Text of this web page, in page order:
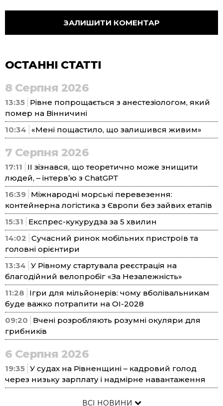
ОСТАННІ СТАТТІ
8 Серпня 2026
13:35 Рівне попрощається з анестезіологом, який
помер на Вінничині
10:34
«Мені пощастило, що залишився живим»
7 Серпня 2026
17:11
ІІ зізнався, що теоретично може знищити
людей, – інтерв’ю з ChatGPT
16:39 Міжнародні морські перевезення:
контейнерна логістика з Європи без зайвих етапів
15:31
Експрес-кукурудза за 5 хвилин
14:02 Сучасний ринок мобільних пристроїв та
головні орієнтири
13:34 У Рівному стартувала реєстрація на
благодійний велопробіг «За Незалежність»
11:28
Ігри для мільйонерів: чому вболівальникам
буде важко потрапити на ОІ-2028
09:20
Вчені розробляють розумні окуляри для
грибників
6 Серпня 2026
19:35 У судах на Рівненщині – кадровий голод
через низьку зарплату і надмірне навантаження
ВСІ НОВИНИ